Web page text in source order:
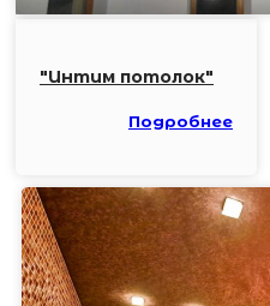
"Интим потолок"
Подробнее